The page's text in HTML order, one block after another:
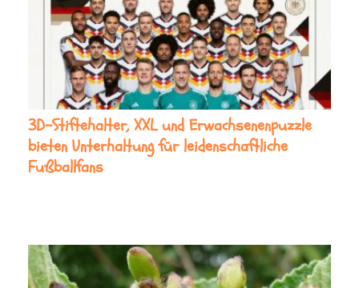
3D-Stiftehalter, XXL und Erwachsenenpuzzle
bieten Unterhaltung für leidenschaftliche
Fußballfans